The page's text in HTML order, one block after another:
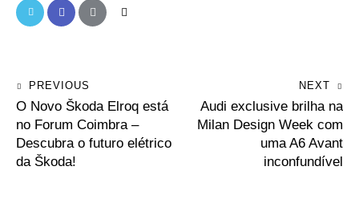
PREVIOUS
O Novo Škoda Elroq está
no Forum Coimbra –
Descubra o futuro elétrico
da Škoda!
NEXT
Audi exclusive brilha na
Milan Design Week com
uma A6 Avant
inconfundível